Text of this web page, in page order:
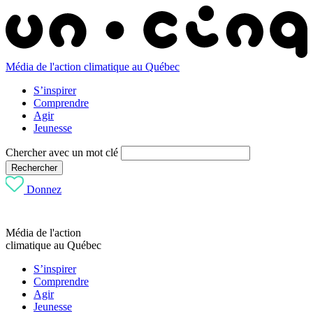
Média de l'action climatique au Québec
S’inspirer
Comprendre
Agir
Jeunesse
Chercher avec un mot clé
Rechercher
Donnez
Média de l'action
climatique au Québec
S’inspirer
Comprendre
Agir
Jeunesse